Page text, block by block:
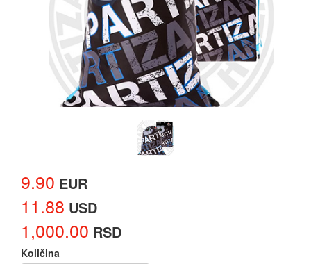
9.90 EUR
11.88 USD
1,000.00 RSD
Količina